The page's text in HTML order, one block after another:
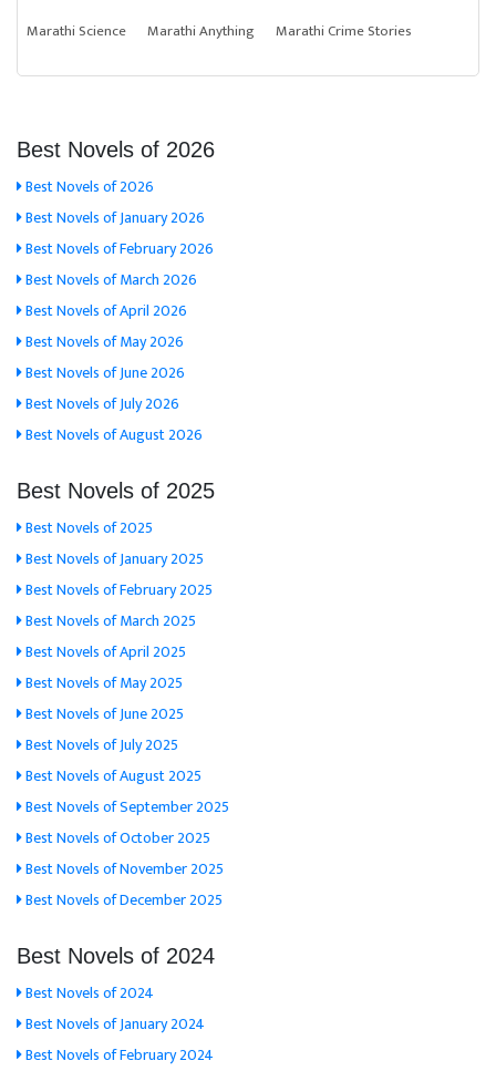
Marathi Science
Marathi Anything Marathi Crime Stories
Best Novels of 2026
Best Novels of 2026
Best Novels of January 2026
Best Novels of February 2026
Best Novels of March 2026
Best Novels of April 2026
Best Novels of May 2026
Best Novels of June 2026
Best Novels of July 2026
Best Novels of August 2026
Best Novels of 2025
Best Novels of 2025
Best Novels of January 2025
Best Novels of February 2025
Best Novels of March 2025
Best Novels of April 2025
Best Novels of May 2025
Best Novels of June 2025
Best Novels of July 2025
Best Novels of August 2025
Best Novels of September 2025
Best Novels of October 2025
Best Novels of November 2025
Best Novels of December 2025
Best Novels of 2024
Best Novels of 2024
Best Novels of January 2024
Best Novels of February 2024